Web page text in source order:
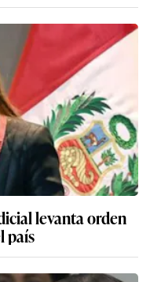
levanta orden
país